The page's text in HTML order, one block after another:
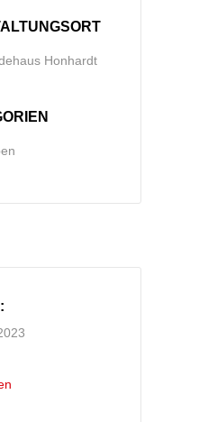
Honhardt